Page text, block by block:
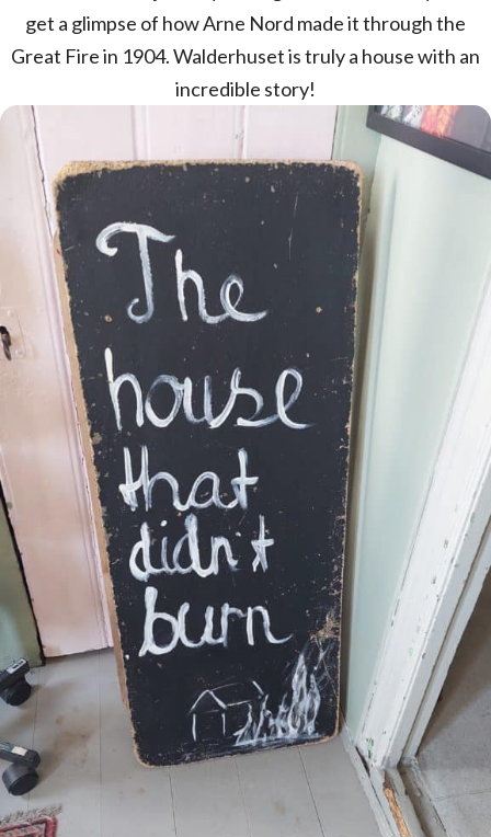
get a glimpse of how Arne Nord made it through the
Great Fire in 1904. Walderhuset is truly a house with an
incredible story!